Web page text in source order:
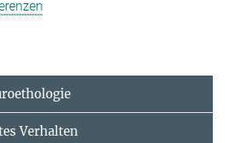
Verhalten